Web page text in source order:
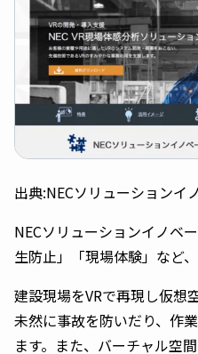
出典:NECソリューションイ
NECソリューションイノベ
生防止」「現場体験」など
建設現場をVRで再現し仮想
未然に事故を防いだり、作
ます。また、バーチャル空